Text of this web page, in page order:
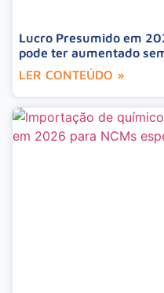
Lucro Presumido em
pode ter aumentado
LER CONTEÚDO »